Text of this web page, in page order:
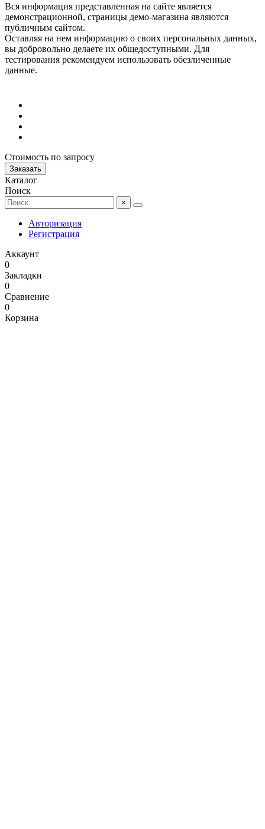
Вся информация представленная на сайте является
демонстрационной, страницы демо-магазина являются
публичным сайтом.
Оставляя на нем информацию о своих персональных данных,
вы добровольно делаете их общедоступными. Для
тестирования рекомендуем использовать обезличенные
данные.
Стоимость по запросу
Заказать
Каталог
Поиск
×
Авторизация
Регистрация
Аккаунт
0
Закладки
0
Сравнение
0
Корзина